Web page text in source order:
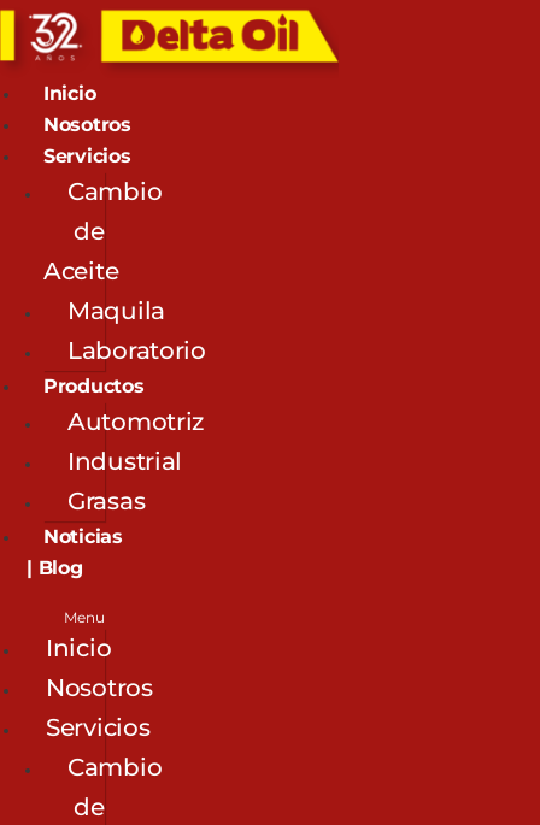
Inicio
Nosotros
Servicios
Cambio
de
Aceite
Maquila
Laboratorio
Productos
Automotriz
Industrial
Grasas
Noticias
| Blog
Menu
Inicio
Nosotros
Servicios
Cambio
de